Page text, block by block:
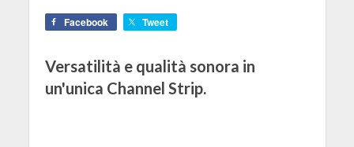
Facebook Tweet
Versatilità e qualità sonora in
un'unica Channel Strip.